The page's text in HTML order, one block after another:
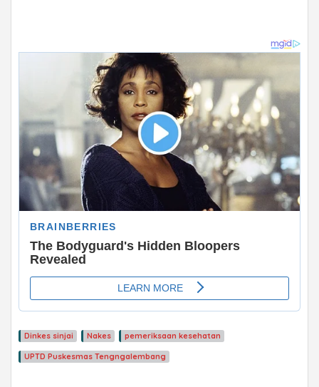
Dinkes sinjai Nakes pemeriksaan kesehatan
UPTD Puskesmas Tengngalembang